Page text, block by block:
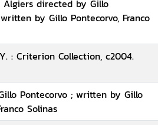
directed by Gillo
by Gillo Pontecorvo, Franco
: Criterion Collection, c2004.
Pontecorvo ; written by Gillo
Solinas